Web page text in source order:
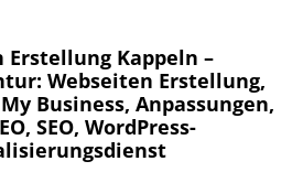
Erstellung Kappeln –
Webseiten Erstellung,
Business, Anpassungen,
SEO, WordPress-